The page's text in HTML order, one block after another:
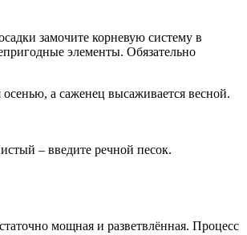
замочите корневую систему в
элементы. Обязательно
а саженец высаживается весной.
– введите речной песок.
мощная и разветвлённая. Процесс